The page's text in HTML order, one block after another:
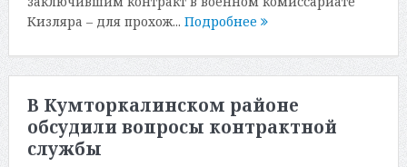
Кизляра – для прохож... Подробнее
В Кумторкалинском районе
обсудили вопросы контрактной
службы